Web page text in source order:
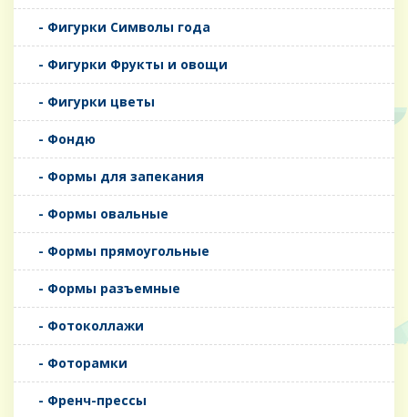
- Фигурки Символы года
- Фигурки Фрукты и овощи
- Фигурки цветы
- Фондю
- Формы для запекания
- Формы овальные
- Формы прямоугольные
- Формы разъемные
- Фотоколлажи
- Фоторамки
- Френч-прессы